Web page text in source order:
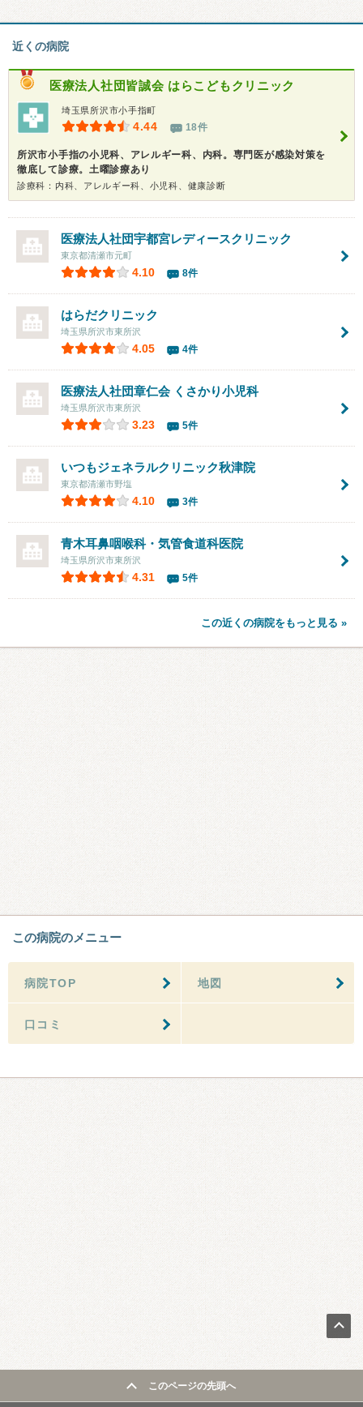
近くの病院
医療法人社団皆誠会 はらこどもクリニック
埼玉県所沢市小手指町
4.44 18件
所沢市小手指の小児科、アレルギー科、内科。専門医が感染対策を
徹底して診療。土曜診療あり
診療科：内科、アレルギー科、小児科、健康診断
医療法人社団宇都宮レディースクリニック
東京都清瀬市元町
4.10 8件
はらだクリニック
埼玉県所沢市東所沢
4.05 4件
医療法人社団章仁会 くさかり小児科
埼玉県所沢市東所沢
3.23 5件
いつもジェネラルクリニック秋津院
東京都清瀬市野塩
4.10 3件
青木耳鼻咽喉科・気管食道科医院
埼玉県所沢市東所沢
4.31 5件
この近くの病院をもっと見る »
この病院のメニュー
病院TOP 地図
口コミ
このページの先頭へ